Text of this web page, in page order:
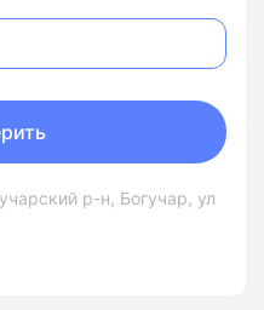
р-н, Богучар, ул